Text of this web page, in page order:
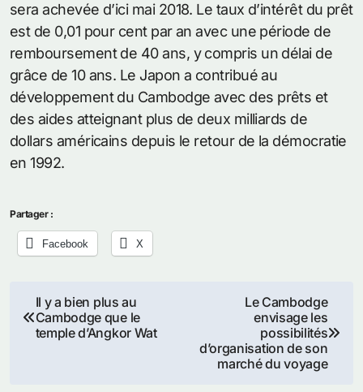
sera achevée d’ici mai 2018. Le taux d’intérêt du prêt
est de 0,01 pour cent par an avec une période de
remboursement de 40 ans, y compris un délai de
grâce de 10 ans. Le Japon a contribué au
développement du Cambodge avec des prêts et
des aides atteignant plus de deux milliards de
dollars américains depuis le retour de la démocratie
en 1992.
Partager :
Facebook X
Navigation
de
Il y a bien plus au
Cambodge que le
temple d’Angkor Wat
Le Cambodge
envisage les
possibilités
d’organisation de son
marché du voyage